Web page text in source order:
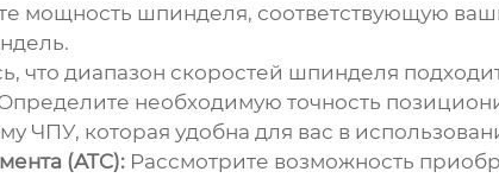
мощность шпинделя, соответствующую
что диапазон скоростей шпинделя
необходимую точность
ЧПУ, которая удобна для вас в
(ATC):Рассмотрите возможность